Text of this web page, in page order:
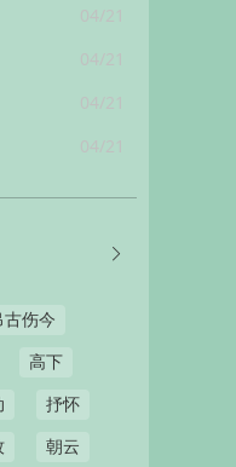
04/21
04/21
04/21
04/21

古伤今
高下
抒怀
朝云